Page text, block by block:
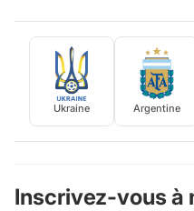
Ukraine Argentine
Inscrivez-vous à